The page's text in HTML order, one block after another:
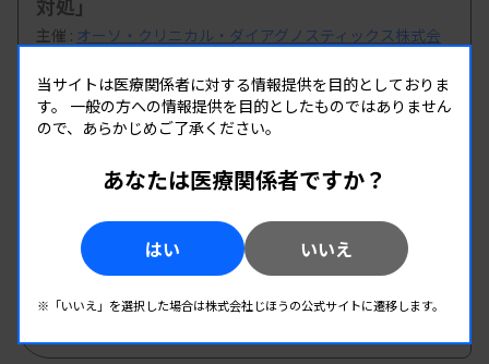
主催 : オーソ・クリニカル・ダイアグノスティックス株式会
開催場所 : live配信 | オンデマンド配信
臨床化学 免疫血清
09.05 - 09.06
第65回 日臨技 近畿支部医学検査学会
日本臨床衛生検査技師会 近畿支部
開催場所 : 奈良県
当サイトは医療関係者に対する情報提供を目的としておりま
す。 一般の方への情報提供を目的としたものではありません
ので、あらかじめご了承ください。
あなたは医療関係者ですか？
はい いいえ
※「いいえ」を選択した場合は株式会社じほうの公式サイトに遷移します。